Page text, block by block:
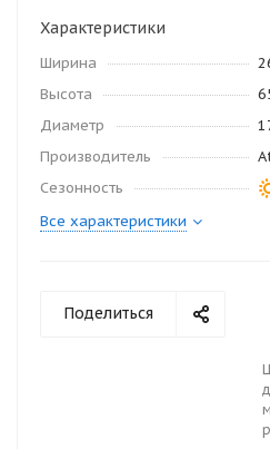
Характеристики
Ширина
Высота
Диаметр
Производитель
Сезонность
Все характеристики
Поделиться